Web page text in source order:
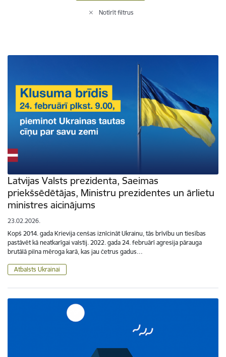
Notīrīt filtrus
Latvijas Valsts prezidenta, Saeimas
priekšsēdētājas, Ministru prezidentes un ārlietu
ministres aicinājums
23.02.2026.
Kopš 2014. gada Krievija cenšas iznīcināt Ukrainu, tās brīvību un tiesības
pastāvēt kā neatkarīgai valstij. 2022. gada 24. februārī agresija pārauga
brutālā pilna mēroga karā, kas jau četrus gadus…
Atbalsts Ukrainai